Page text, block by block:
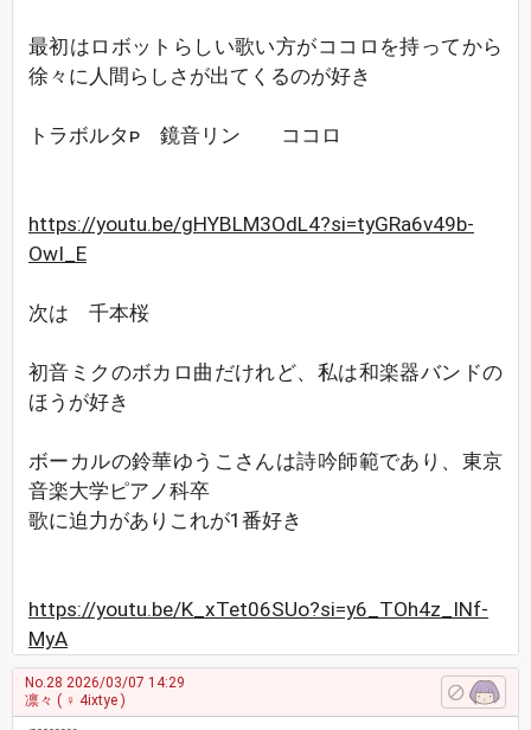
最初はロボットらしい歌い方がココロを持ってから
徐々に人間らしさが出てくるのが好き
トラボルタᴘ 鏡音リン ココロ
https://youtu.be/gHYBLM3OdL4?si=tyGRa6v49b-
OwI_E
次は 千本桜
初音ミクのボカロ曲だけれど、私は和楽器バンドの
ほうが好き
ボーカルの鈴華ゆうこさんは詩吟師範であり、東京
音楽大学ピアノ科卒
歌に迫力がありこれが1番好き
https://youtu.be/K_xTet06SUo?si=y6_TOh4z_INf-
MyA
No.28 2026/03/07 14:29
凛々 ( ♀ 4ixtye )